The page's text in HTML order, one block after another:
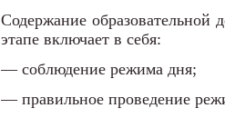
Содержание образовательной
этапе включает в себя:
— соблюдение ре­жима дня;
— правильное проведение